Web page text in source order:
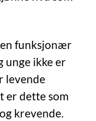
funksjonær
unge ikke er
levende
er dette som
krevende.